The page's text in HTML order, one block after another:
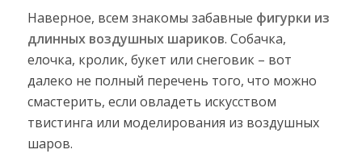
Наверное, всем знакомы забавные фигурки из
длинных воздушных шариков. Собачка,
елочка, кролик, букет или снеговик – вот
далеко не полный перечень того, что можно
смастерить, если овладеть искусством
твистинга или моделирования из воздушных
шаров.